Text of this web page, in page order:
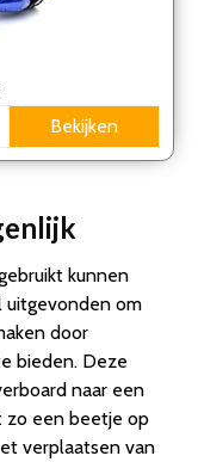
Bekijken
kunnen
uitgevonden om
door
bieden. Deze
naar een
zo een beetje op
verplaatsen van